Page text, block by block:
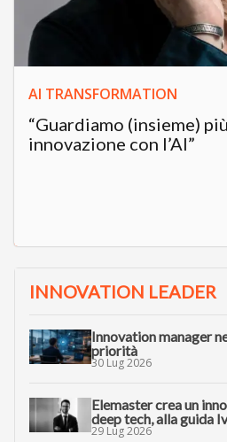
AI TRANSFORMATION
“Guardiamo (insieme)
innovazione con l’AI”
INNOVATION LEADER
Innovation manager
priorità
30 Lug 2026
Elemaster crea un
deep tech, alla guida
29 Lug 2026